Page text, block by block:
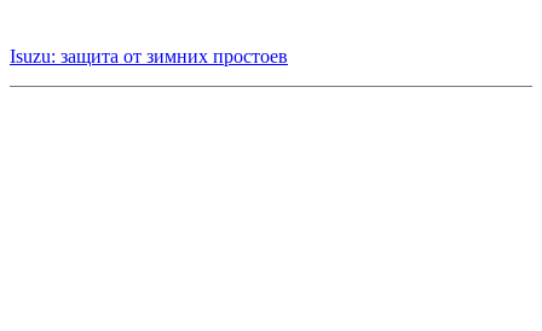
Isuzu: защита от зимних простоев